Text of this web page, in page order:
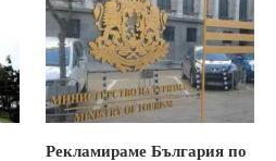
Рекламираме България по